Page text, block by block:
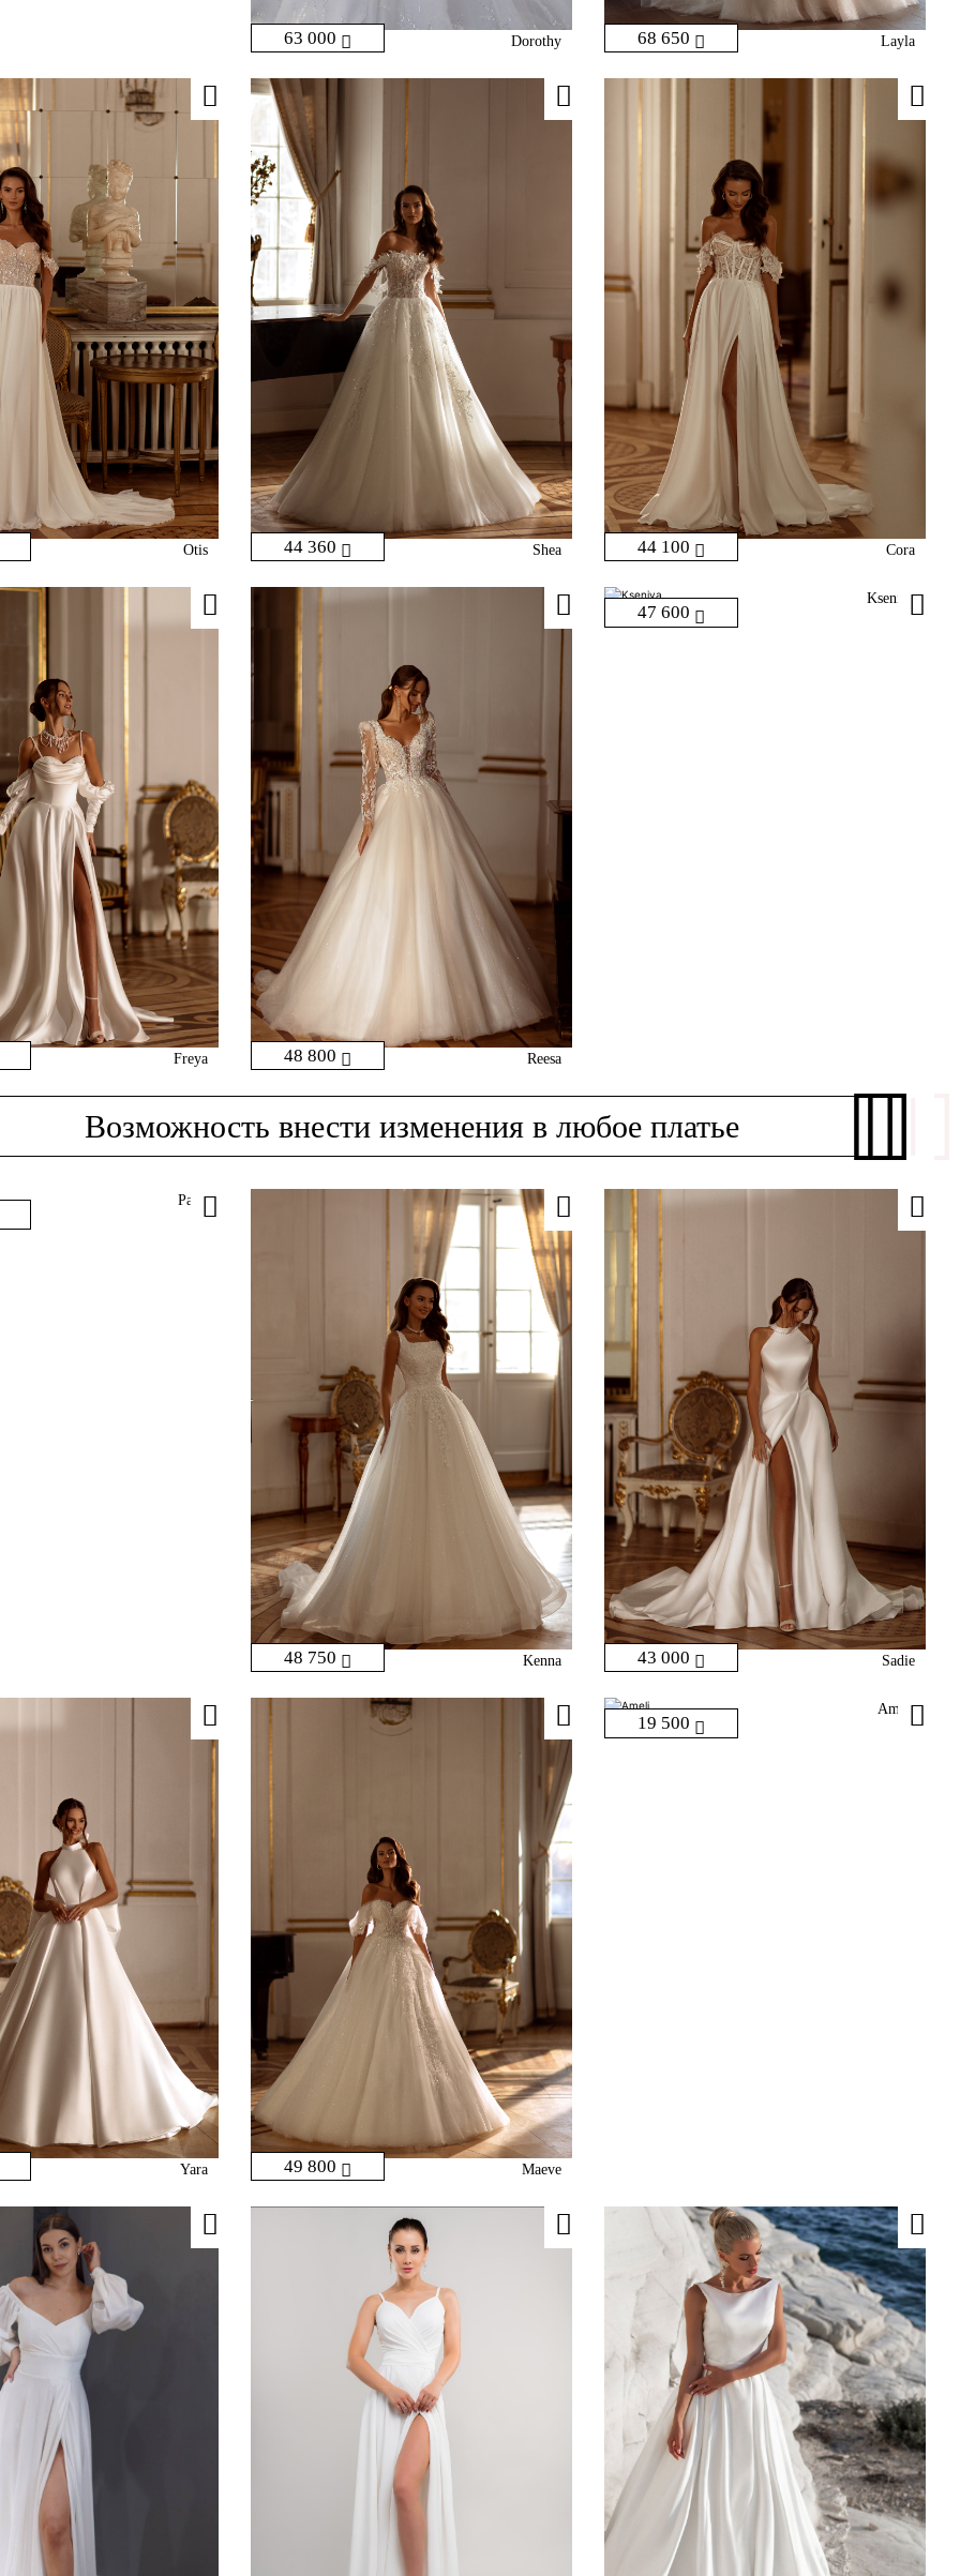
63 000 Dorothy 68 650 Layla
Otis 44 360 Shea 44 100 Cora
Freya 48 800 Reesa
47 600
Kseniya
Возможность внестиизменения в любое платье
Paris
48 750 Kenna 43 000 Sadie
Yara 49 800 Maeve
19 500
Ameli